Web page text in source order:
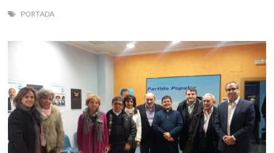
PORTADA